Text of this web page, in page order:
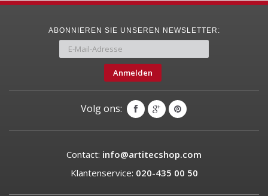
ABONNIEREN SIE UNSEREN NEWSLETTER:
Anmelden
Volg ons:
Contact: info@artitecshop.com
Klantenservice: 020-435 00 50